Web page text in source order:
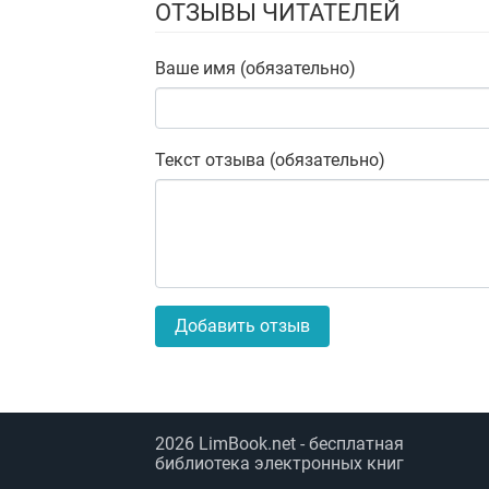
ОТЗЫВЫ ЧИТАТЕЛЕЙ
Ваше имя (обязательно)
Текст отзыва (обязательно)
Добавить отзыв
2026 LimBook.net - бесплатная
библиотека электронных книг